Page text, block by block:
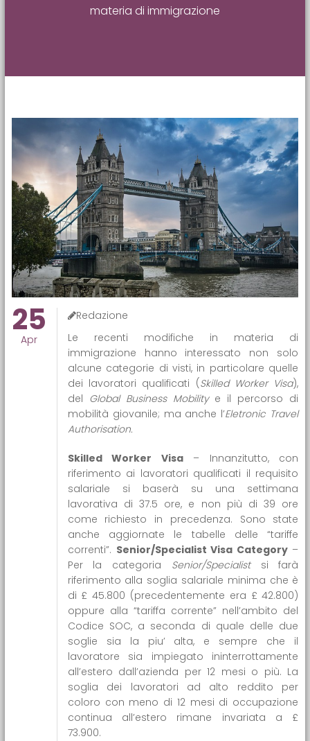
materia di immigrazione
25
Apr
Redazione
Le recenti modifiche in materia di
immigrazione hanno interessato non solo
alcune categorie di visti, in particolare quelle
dei lavoratori qualificati (Skilled Worker Visa),
del Global Business Mobility e il percorso di
mobilità giovanile; ma anche l’Eletronic Travel
Authorisation.
Skilled Worker Visa– Innanzitutto, con
riferimento ai lavoratori qualificati il requisito
salariale si baserà su una settimana
lavorativa di 37.5 ore, e non più di 39 ore
come richiesto in precedenza. Sono state
anche aggiornate le tabelle delle “tariffe
correnti”. Senior/Specialist Visa Category –
Per la categoria Senior/Specialistsi farà
riferimento alla soglia salariale minima che è
di £ 45.800 (precedentemente era £ 42.800)
oppure alla “tariffa corrente” nell’ambito del
Codice SOC, a seconda di quale delle due
soglie sia la piu’ alta, e sempre che il
lavoratore sia impiegato ininterrottamente
all’estero dall’azienda per 12 mesi o più. La
soglia dei lavoratori ad alto reddito per
coloro con meno di 12 mesi di occupazione
continua all’estero rimane invariata a £
73.900.